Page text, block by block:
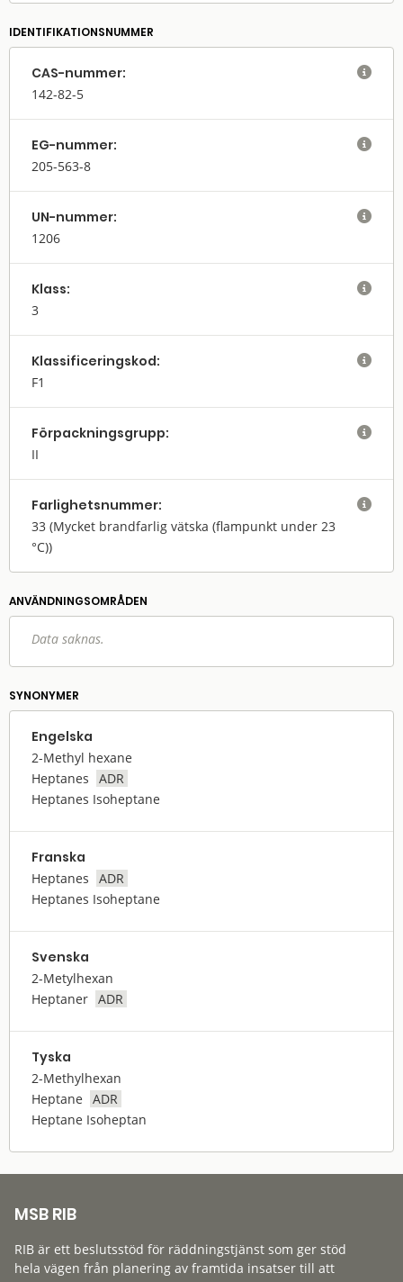
IDENTIFIKATIONSNUMMER
CAS-nummer:
142-82-5

EG-nummer:
205-563-8

UN-nummer:
1206

Klass:
3

Klassifi­cerings­kod:
F1

Förpack­nings­grupp:
II

Farlighets­nummer:
33 (Mycket brandfarlig vätska (flampunkt under 23
°C))

ANVÄNDNINGS­OMRÅDEN
Data saknas.
SYNONYMER
Engelska
2-Methyl hexane
Heptanes
ADR
Heptanes Isoheptane
Franska
Heptanes
ADR
Heptanes Isoheptane
Svenska
2-Metylhexan
Heptaner ADR
Tyska
2-Methylhexan
Heptane
ADR
Heptane Isoheptan
MSB RIB
RIB är ett beslutsstöd för räddningstjänst som ger stöd
hela vägen från planering av framtida insatser till att